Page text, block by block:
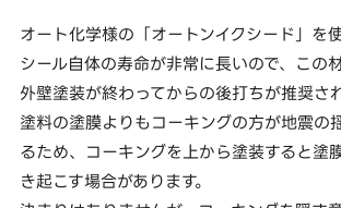
オート化学様の「オートンイクシード」を使
シール自体の寿命が非常に長いので、この
外壁塗装が終わってからの後打ちが推奨さ
塗料の塗膜よりもコーキングの方が地震の
るため、コーキングを上から塗装すると塗
き起こす場合があります。